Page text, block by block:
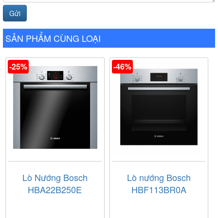
không gian bếp.
SẢN PHẨM CÙNG LOẠI
-25%
Lò Nướng Bosch
HBA22B250E
-46%
Lò nướng Bosch
HBF113BR0A